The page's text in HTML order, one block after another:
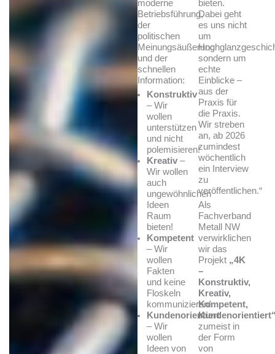
moderne
Betriebsführung,
der
politischen
Meinungsäußerung
und der
schnellen
Information:
Konstruktiv
– Wir
wollen
unterstützen
und nicht
polemisieren!
Kreativ–
Wir wollen
auch
ungewöhnlichen
Ideen
Raum
bieten!
Kompetent
– Wir
wollen
Fakten
und keine
Floskeln
kommunizieren!
Kundenorientiert
– Wir
wollen
Ideen von
bieten.
Dabei geht
es uns nicht
um
sondern um
echte
Einblicke –
aus der
Praxis für
die Praxis.
Wir streben
an, ab 2026
zumindest
wöchentlich
ein Interview
zu
veröffentlichen.“
Als
Fachverband
Metall NW
verwirklichen
wir das
Projekt „4K
–
Konstruktiv,
Kreativ,
Kompetent,
zumeist in
der Form
von